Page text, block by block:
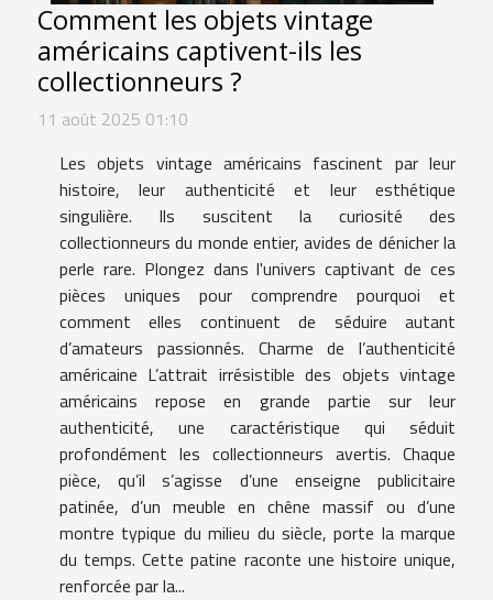
Comment les objets vintage
américains captivent-ils les
collectionneurs ?
11 août 2025 01:10
Les objets vintage américains fascinent par leur
histoire, leur authenticité et leur esthétique
singulière. Ils suscitent la curiosité des
collectionneurs du monde entier, avides de dénicher la
perle rare. Plongez dans l'univers captivant de ces
pièces uniques pour comprendre pourquoi et
comment elles continuent de séduire autant
d’amateurs passionnés. Charme de l’authenticité
américaine L’attrait irrésistible des objets vintage
américains repose en grande partie sur leur
authenticité, une caractéristique qui séduit
profondément les collectionneurs avertis. Chaque
pièce, qu’il s’agisse d’une enseigne publicitaire
patinée, d’un meuble en chêne massif ou d’une
montre typique du milieu du siècle, porte la marque
du temps. Cette patine raconte une histoire unique,
renforcée par la...